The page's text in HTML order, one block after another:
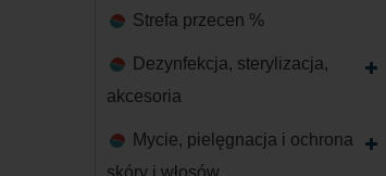
Strefa przecen %
Dezynfekcja, sterylizacja,
akcesoria
Mycie, pielęgnacja i ochrona
skóry i włosów